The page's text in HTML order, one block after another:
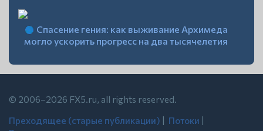
Спасение гения: как выживание Архимеда
могло ускорить прогресс на два тысячелетия
© 2006–2026 FX5.ru, all rights reserved.
Преходящее (старые публикации) | ‍ Потоки | ‍